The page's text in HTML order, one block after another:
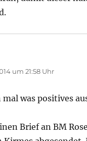
um 21:58 Uhr
mal was positives
Brief an BM